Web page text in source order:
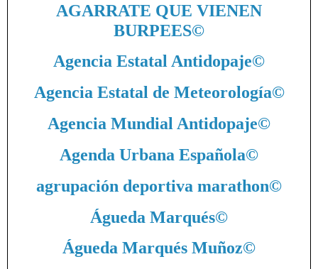
AGARRATE QUE VIENEN
BURPEES©
Agencia Estatal Antidopaje©
Agencia Estatal de Meteorología©
Agencia Mundial Antidopaje©
Agenda Urbana Española©
agrupación deportiva marathon©
Águeda Marqués©
Águeda Marqués Muñoz©